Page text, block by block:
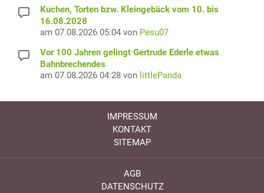
Kuchen, Torten bzw. Kleingebäck vom 10. bis
16.08.2028
am 07.08.2026 05:04 von Pesu07
Vor 100 Jahren gelingt Gertrude Ederle etwas
Bahnbrechendes
am 07.08.2026 04:28 von littlePanda
IMPRESSUM
KONTAKT
SITEMAP
AGB
DATENSCHUTZ